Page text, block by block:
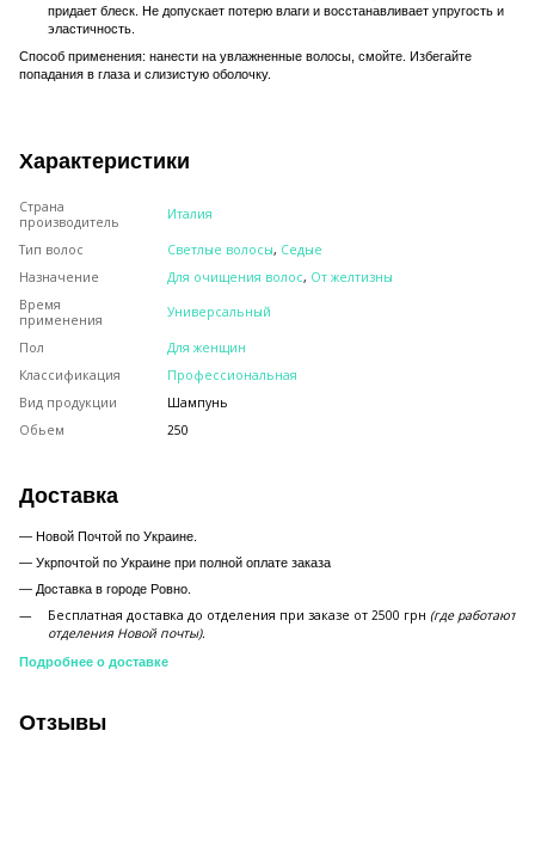
придает блеск. Не допускает потерю влаги и восстанавливает упругость и
эластичность.
Способ применения: нанести на увлажненные волосы, смойте. Избегайте
попадания в глаза и слизистую оболочку.
Характеристики
Страна
производитель
Италия
Тип волос Светлые волосы, Седые
Назначение
Для очищения волос, От желтизны
Время
применения
Универсальный
Пол
Для женщин
Классификация
Профессиональная
Вид продукции
Шампунь
Обьем
250
Доставка
— Новой Почтой по Украине.
— Укрпочтой по Украине при полной оплате заказа
— Доставка в городе Ровно.
Бесплатная доставка до отделения при заказе от 2500 грн (где работают
отделения Новой почты).
Подробнее о доставке
Отзывы